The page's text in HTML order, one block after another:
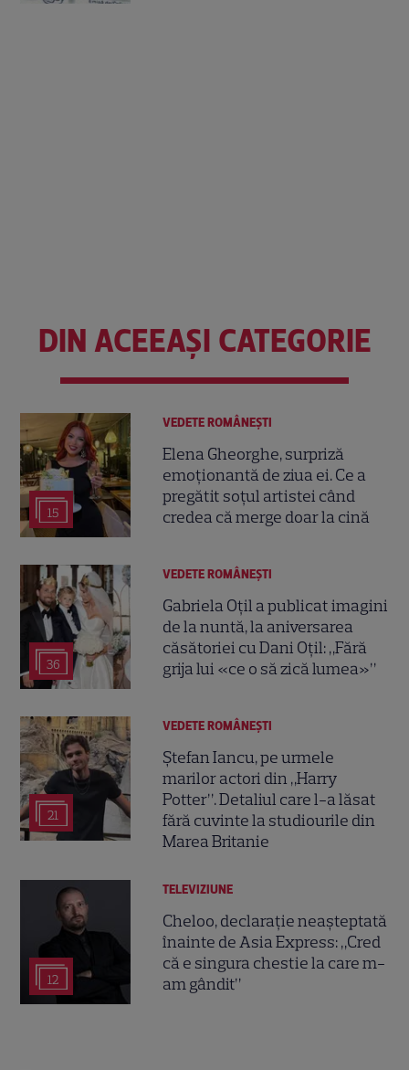
DIN ACEEAȘI CATEGORIE
15
VEDETE ROMÂNEŞTI
Elena Gheorghe, surpriză
emoționantă de ziua ei. Ce a
pregătit soțul artistei când
credea că merge doar la cină
36
VEDETE ROMÂNEŞTI
Gabriela Oțil a publicat imagini
de la nuntă, la aniversarea
căsătoriei cu Dani Oțil: „Fără
grija lui «ce o să zică lumea»”
21
VEDETE ROMÂNEŞTI
Ștefan Iancu, pe urmele
marilor actori din „Harry
Potter”. Detaliul care l-a lăsat
fără cuvinte la studiourile din
Marea Britanie
12
TELEVIZIUNE
Cheloo, declarație neașteptată
înainte de Asia Express: „Cred
că e singura chestie la care m-
am gândit”